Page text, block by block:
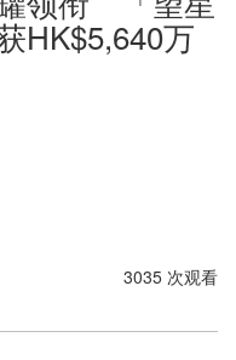
HK$5,640万
3035 次观看